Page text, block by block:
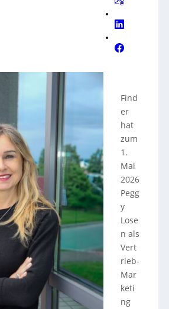
Find
er
hat
zum
1.
Mai
2026
Pegg
y
Lose
n als
Vert
rieb-
Mar
keti
ng